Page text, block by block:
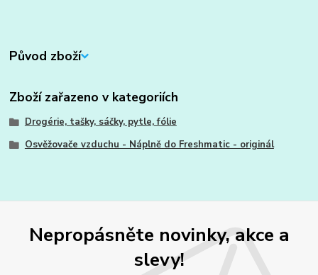
Původ zboží
Zboží zařazeno v kategoriích
Drogérie, tašky, sáčky, pytle, fólie
Osvěžovače vzduchu - Náplně do Freshmatic - originál
Nepropásněte novinky, akce a
slevy!